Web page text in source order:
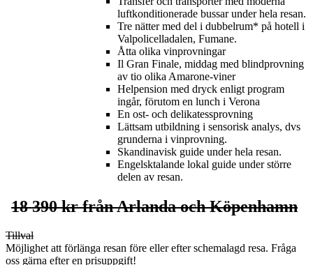
luftkonditionerade bussar under hela resan.
Tre nätter med del i dubbelrum* på hotell i
Valpolicelladalen, Fumane.
Åtta olika vinprovningar
Il Gran Finale, middag med blindprovning
av tio olika Amarone-viner
Helpension med dryck enligt program
ingår, förutom en lunch i Verona
En ost- och delikatessprovning
Lättsam utbildning i sensorisk analys, dvs
grunderna i vinprovning.
Skandinavisk guide under hela resan.
Engelsktalande lokal guide under större
delen av resan.
18 390 kr från Arlanda och Köpenhamn
Tillval
Möjlighet att förlänga resan före eller efter schemalagd resa. Fråga
oss gärna efter en prisuppgift!